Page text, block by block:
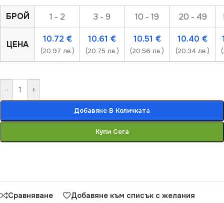
БРОЙ 1 - 2 3 - 9 10 - 19 20 - 49
ЦЕНА
10.72 €
(20.97 лв.)
10.61 €
(20.75 лв.)
10.51 €
(20.56 лв.)
10.40 €
(20.34 лв.)
- +
Добавяне В Количката
Купи Сега
Сравняване Добавяне към списък с желания